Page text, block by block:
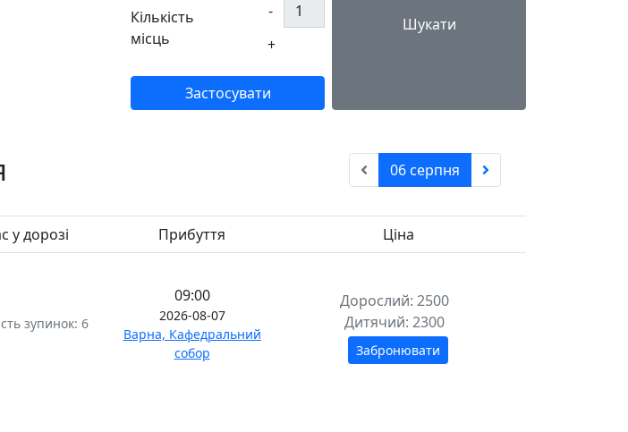
Кількість
місць
-
+
Застосувати
Шукати
06 серпня
у дорозі Прибуття Ціна
зупинок: 6
09:00
2026-08-07
Варна, Кафедральний
собор
Дорослий:2500
Дитячий:2300
Забронювати